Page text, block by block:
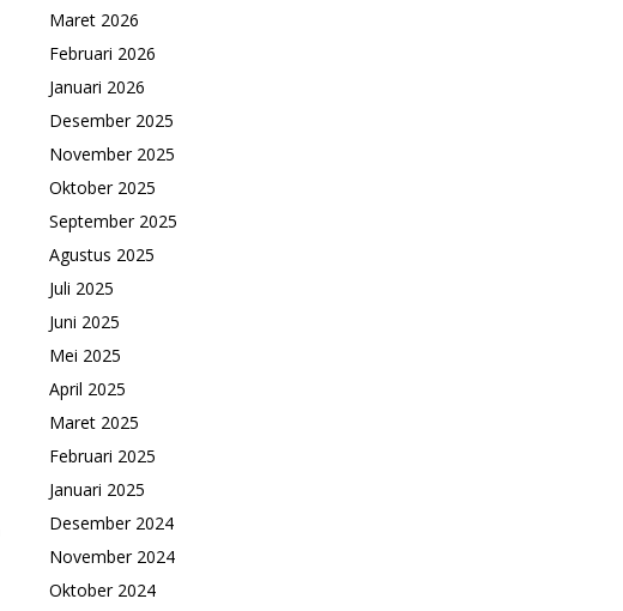
Maret 2026
Februari 2026
Januari 2026
Desember 2025
November 2025
Oktober 2025
September 2025
Agustus 2025
Juli 2025
Juni 2025
Mei 2025
April 2025
Maret 2025
Februari 2025
Januari 2025
Desember 2024
November 2024
Oktober 2024